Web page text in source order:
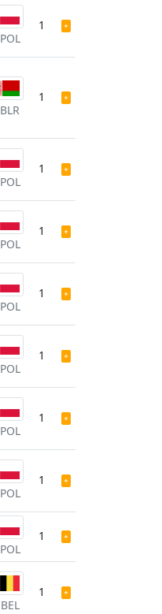
POL
1
BLR
1
POL
1
POL
1
POL
1
POL
1
POL
1
POL
1
POL
1
BEL
1